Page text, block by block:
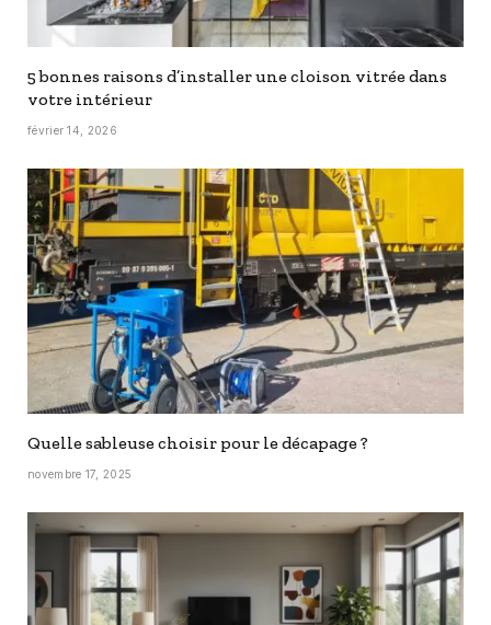
5 bonnes raisons d’installer une cloison vitrée dans
votre intérieur
février 14, 2026
Quelle sableuse choisir pour le décapage ?
novembre 17, 2025